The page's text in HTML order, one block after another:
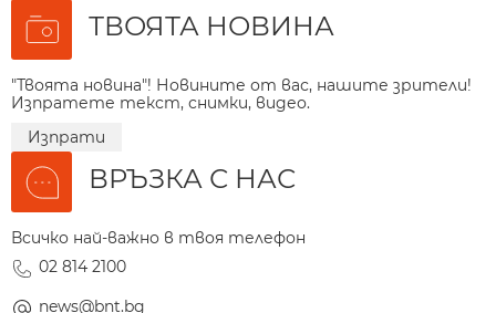
ТВОЯТА НОВИНА
"Твоята новина"! Новините от вас, нашите зрители!
Изпратете текст, снимки, видео.
Изпрати
ВРЪЗКА С НАС
Всичко най-важно в твоя телефон
02 814 2100
news@bnt.bg